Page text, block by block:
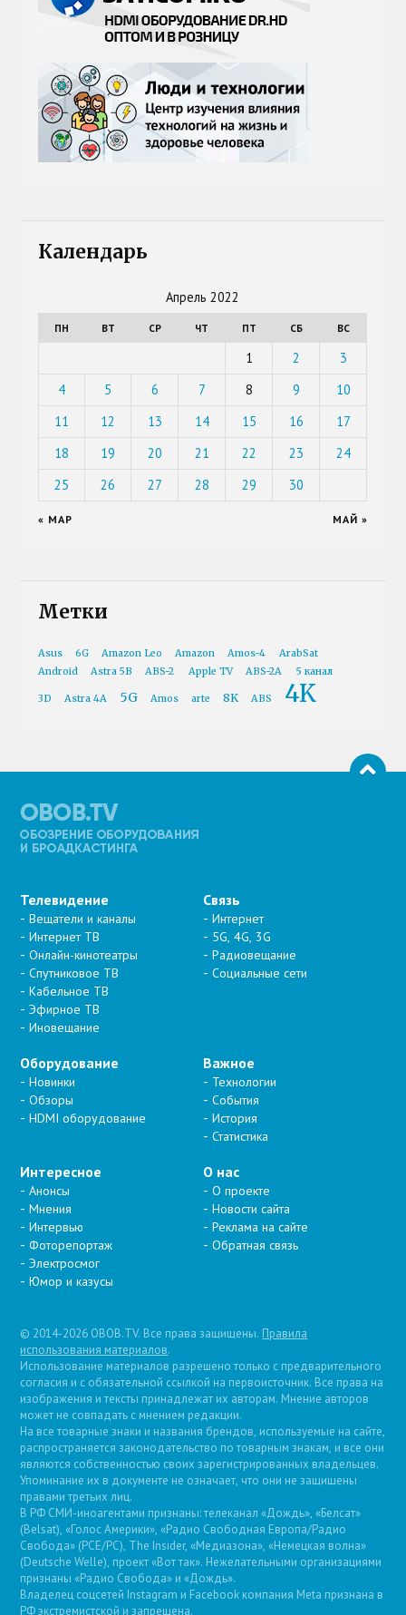
Календарь
Апрель 2022
ПН ВТ СР ЧТ ПТ СБ ВС
1 2
3
4
5 6 7 8 9
10
11
12 13 14 15 16
17
18
19 20 21 22 23
24
25
26 27 28 29 30
« МАР МАЙ »
Метки
Asus 6G Amazon Leo Amazon Amos-4
ArabSat
Android
Astra 5B ABS-2 Apple TV ABS-2A 5 канал
3D Astra 4A 5G Amos arte 8K ABS 4K
Телевидение
Вещатели и каналы
Интернет ТВ
Онлайн-кинотеатры
Спутниковое ТВ
Кабельное ТВ
Эфирное ТВ
Иновещание
Связь
Интернет
5G, 4G, 3G
Радиовещание
Социальные сети
Оборудование
Новинки
Обзоры
HDMI оборудование
Важное
Технологии
События
История
Статистика
Интересное
Анонсы
Мнения
Интервью
Фоторепортаж
Электросмог
Юмор и казусы
О нас
О проекте
Новости сайта
Реклама на сайте
Обратная связь
© 2014-2026 OBOB.TV. Все права защищены. Правила
использования материалов.
Использование материалов разрешено только с предварительного
согласия и с обязательной ссылкой на первоисточник. Все права на
изображения и тексты принадлежат их авторам. Мнение авторов
может не совпадать с мнением редакции.
На все товарные знаки и названия брендов, используемые на сайте,
распространяется законодательство по товарным знакам, и все они
являются собственностью своих зарегистрированных владельцев.
Упоминание их в документе не означает, что они не защищены
правами третьих лиц.
В РФ СМИ-иноагентами признаны: телеканал «Дождь», «Белсат»
(Belsat), «Голос Америки», «Радио Свободная Европа/Радио
Свобода» (PCE/PC), The Insider, «Медиазона», «Немецкая волна»
(Deutsche Welle), проект «Вот так». Нежелательными организациями
признаны «Радио Свобода» и «Дождь».
Владелец соцсетей Instagram и Facebook компания Metа признана в
РФ экстремистской и запрещена.